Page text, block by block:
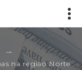
na região Norte